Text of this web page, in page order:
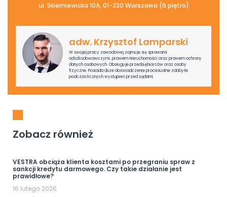
ul. Skierniewicka 10A, 01-230 Warszawa (6 piętro)
adw. Krzysztof Lamparski
W swojej pracy zawodowej zajmuje się sprawami
odszkodowawczymi, prawem nieruchomości oraz prawem ochrony
danych osobowych. Obsługuje przedsiębiorców oraz osoby
fizyczne. Posiada duże doświadczenie procesualne zdobyte
podczas licznych wystąpień przed sądami.
Zobacz również
VESTRA obciąża klienta kosztami po przegraniu spraw z
sankcji kredytu darmowego. Czy takie działanie jest
prawidłowe?
16 lutego 2026